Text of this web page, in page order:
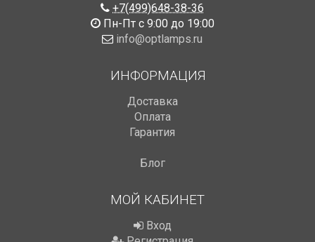
+7(499)648-38-36
Пн-Пт с 9:00 до 19:00
info@optlamps.ru
ИНФОРМАЦИЯ
Доставка
Оплата
Гарантия
Блог
МОЙ КАБИНЕТ
Вход